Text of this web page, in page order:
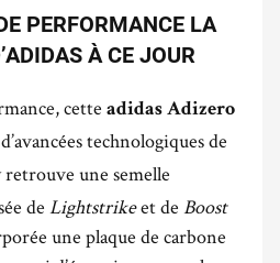
PERFORMANCE LA
À CE JOUR
cette adidas Adizero
technologiques de
retrouve une semelle
de Lightstrikeet de Boost
une plaque de carbone